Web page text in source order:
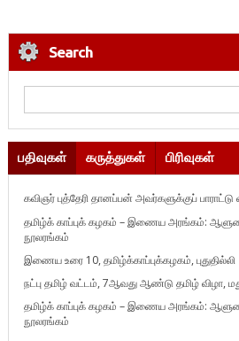
Search
பதிவுகள் கருத்துகள் பிரிவுகள்
கவிஞர் புத்தேரி தானப்பன் அவர்களுக்குப் பாராட்டு
தமிழ்க் காப்புக் கழகம் – இணைய அரங்கம்:
நூலரங்கம்
இணைய உரை 10, தமிழ்க்காப்புக்கழகம், புதுதில்லி
நட்பு தமிழ் வட்டம், 7ஆவது ஆண்டு தமிழ் விழா,
தமிழ்க் காப்புக் கழகம் – இணைய அரங்கம்:
நூலரங்கம்